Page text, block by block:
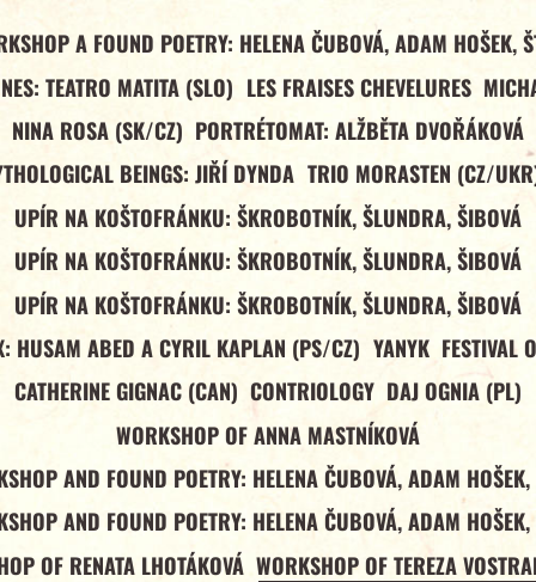
A FOUND POETRY: HELENA ČUBOVÁ, ADAM HOŠEK,
TEATRO MATITA (SLO) LES FRAISES CHEVELURES
NINA ROSA (SK/CZ) PORTRÉTOMAT: ALŽBĚTA DVOŘÁKOVÁ
BEINGS: JIŘÍ DYNDA TRIO MORASTEN (CZ/
UPÍR NA KOŠTOFRÁNKU: ŠKROBOTNÍK, ŠLUNDRA, ŠIBOVÁ
UPÍR NA KOŠTOFRÁNKU: ŠKROBOTNÍK, ŠLUNDRA, ŠIBOVÁ
UPÍR NA KOŠTOFRÁNKU: ŠKROBOTNÍK, ŠLUNDRA, ŠIBOVÁ
HUSAM ABED A CYRIL KAPLAN (PS/CZ) YANYK FESTIVAL
CATHERINE GIGNAC (CAN) CONTRIOLOGY DAJ OGNIA (PL)
WORKSHOP OF ANNA MASTNÍKOVÁ
AND FOUND POETRY: HELENA ČUBOVÁ, ADAM
AND FOUND POETRY: HELENA ČUBOVÁ, ADAM
OF RENATA LHOTÁKOVÁ WORKSHOP OF TEREZA